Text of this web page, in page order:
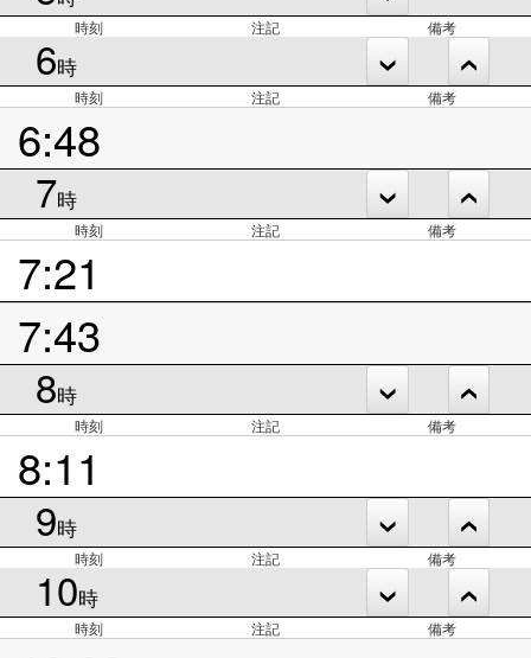
時刻 注記 備考
6時
時刻 注記 備考
6:48
7時
時刻 注記 備考
7:21
7:43
8時
時刻 注記 備考
8:11
9時
時刻 注記 備考
10時
時刻 注記 備考